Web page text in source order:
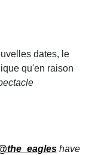
dates, le
qu'en raison
have